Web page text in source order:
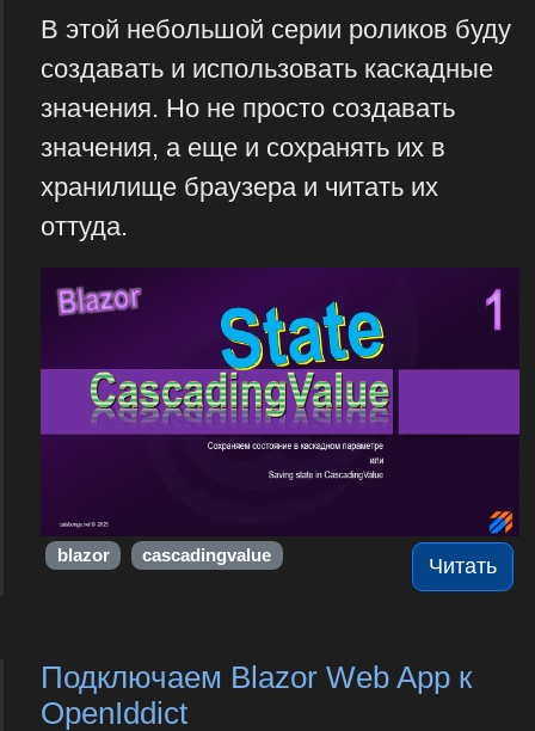
В этой небольшой серии роликов буду
создавать и использовать каскадные
значения. Но не просто создавать
значения, а еще и сохранять их в
хранилище браузера и читать их
оттуда.
Читать
blazor cascadingvalue
Подключаем Blazor Web App к
OpenIddict